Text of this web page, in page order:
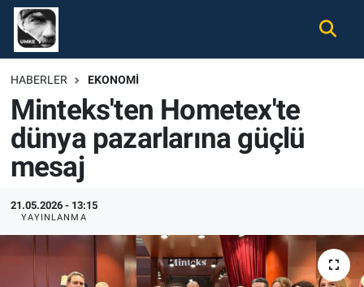
HABERLER EKONOMI
Minteks'ten Hometex'te
dünya pazarlarına güçlü
mesaj
21.05.2026 - 13:15
YAYINLANMA
Gündem
Ekonomi
Spor
Magazin
İletişim
Nöbetçi Eczaneler
Hava Durumu
Namaz Vakitleri
Trafik Durumu
Tüm Manşetler